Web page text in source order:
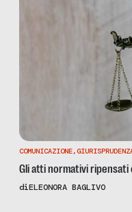
COMUNICAZIONE,
Gli atti normativi
diELEONORA BAGLIVO